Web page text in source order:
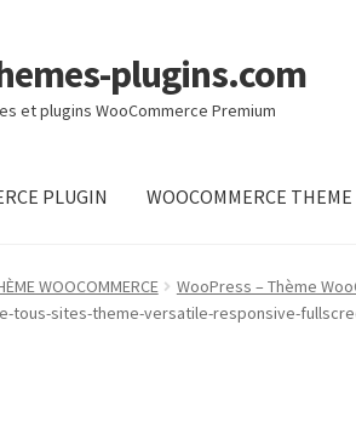
plugins.com
et plugins WooCommerce Premium
PLUGIN WOOCOMMERCE THEME
WOOCOMMERCE WooPress – Thème
tous-sites-theme-versatile-responsive-